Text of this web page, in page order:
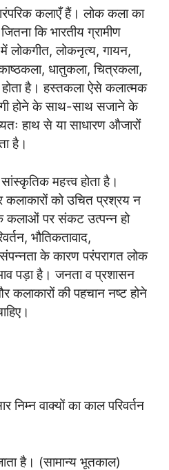
कलाएँ हैं। लोक कला का
कि भारतीय ग्रामीण
लोकगीत, लोकनृत्य, गायन,
धातुकला, चित्रकला,
है। हस्तकला ऐसे कलात्मक
होने के साथ-साथ सजाने के
हाथ से या साधारण औजारों
है।
महत्त्व होता है।
को उचित प्रश्रय न
पर संकट उत्पन्न हो
भौतिकतावाद,
के कारण परंपरागत लोक
पड़ा है। जनता व प्रशासन
कलाकारों की पहचान नष्ट होने
वाक्यों का काल परिवर्तन
है। (सामान्य भूतकाल)